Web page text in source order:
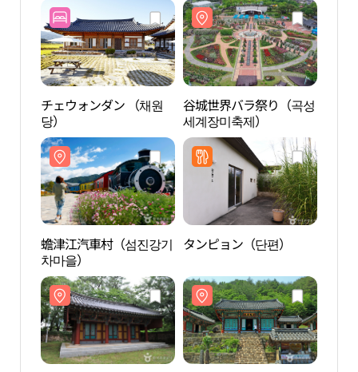
チェウォンダン （채원
당）
谷城世界バラ祭り（곡성
세계장미축제）
蟾津江汽車村（섬진강기
차마을）
タンピョン（단편）